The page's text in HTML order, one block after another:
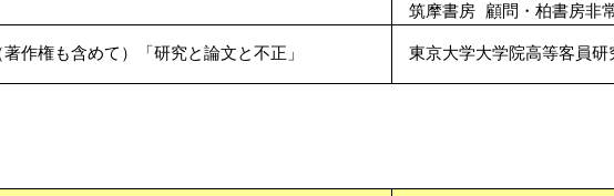
筑摩書房 顧問・柏書房非
作権も含めて）「研究と論文と不正」 東京大学大学院高等客員